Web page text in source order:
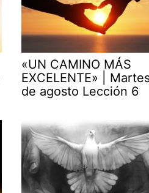
«UN CAMINO MÁS
EXCELENTE» |
de agosto Lección 6